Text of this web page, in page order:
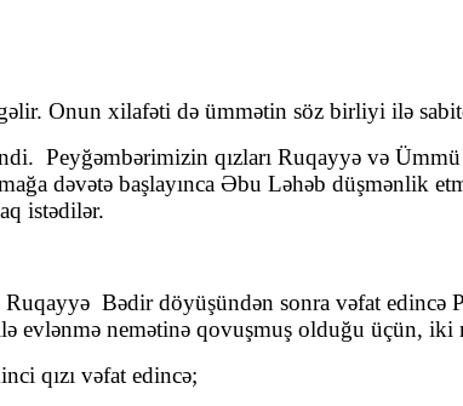
Onun xilafəti də ümmətin söz birliyi ilə
Peyğəmbərimizin qızları Ruqayyə və
dəvətə başlayınca Əbu Ləhəb düşmənlik
istədilər.
Bədir döyüşündən sonra vəfat edincə
evlənmə nemətinə qovuşmuş olduğu üçün,
qızı vəfat edincə;